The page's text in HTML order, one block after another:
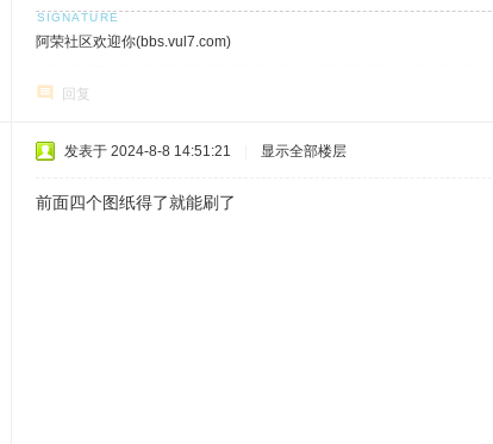
阿荣社区欢迎你(bbs.vul7.com)
回复
发表于 2024-8-8 14:51:21 显示全部楼层
前面四个图纸得了就能刷了